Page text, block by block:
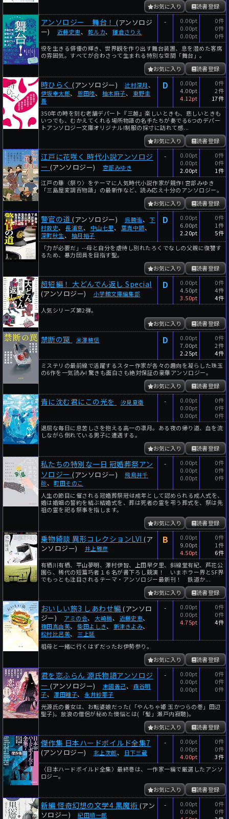
読書登録
お気に入り
アンソロジー 舞台！ (アンソロジ
ー)
近藤史恵、 乾ルカ、雛倉さりえ
-
0.00pt
0.00pt
0.00pt
0件
0件
0件
役を生きる俳優の輝き、世界観を作り出す舞台装置、息を潜めた客席
の雰囲気。すべてが合わさって生まれる特別な空間「舞台」。
読書登録
お気に入り
時ひらく (アンソロジー) 辻村深月、
伊坂幸太郎、 恩田陸、 柚木麻子、 東野圭
吾
D
0.00pt
4.00pt
4.12pt
0件
2件
17件
350年の時を刻む老舗デパート『三越』楽しいときも、悲しいときも
いつでも、むかえてくれる場所物語の名手たちが奏でる6つのデパー
トアンソロジー文庫オリジナル!制服の採寸に訪れて感...
読書登録
お気に入り
江戸に花咲く 時代小説アンソロジ
ー (アンソロジー) 宮部みゆき
-
0.00pt
0.00pt
2.00pt
0件
0件
1件
江戸の華〈祭り〉をテーマに人気時代小説作家が競作! 宮部みゆき
「三島屋変調百物語」の最新作など、読み応え十分のアンソロジー。
読書登録
お気に入り
警官の道 (アンソロジー) 呉勝浩、下
村敦史、長浦京、 中山七里、 葉真中顕、
深町秋生、 柚月裕子
D
0.00pt
6.00pt
2.20pt
0件
1件
5件
「力が必要だ」--母と自分を虐待し別れたろくでなしの父親に復讐す
るため、暴力団員を目指す聖。
読書登録
お気に入り
超短編！ 大どんでん返し Special
(アンソロジー) 小学館文庫編集部
D
0.00pt
4.50pt
3.50pt
0件
4件
4件
人気シリーズ第2弾。
読書登録
お気に入り
禁断の罠 米澤穂信 D
0.00pt
7.00pt
2.25pt
0件
2件
4件
ミステリの最前線で活躍するスター作家が各々の趣向を凝らした珠玉
の6作を一気読み! 驚きも面白さも絶対保証の豪華アンソロジー。
読書登録
お気に入り
青に沈む君にこの光を 汐見夏衛 -
0.00pt
0.00pt
0.00pt
0件
0件
0件
退屈な毎日に息苦しさを抱える高一の凛月。ある夜の帰り道、血を流
しながら倒れている男子に遭遇する。
読書登録
お気に入り
私たちの特別な一日 冠婚葬祭アン
ソロジー (アンソロジー)
飛鳥井千
砂、町田そのこ
-
0.00pt
0.00pt
0.00pt
0件
0件
0件
人生の節目に催される冠婚葬祭――冠は成年として認められる成人式を、
婚は婚姻の誓約を結ぶ結婚式を、葬は死者の霊を弔う葬式を、祭は先
祖の霊を祀る祭事を指します。
読書登録
お気に入り
乗物綺談 異形コレクションLVI (ア
ンソロジー)
井上雅彦
B
0.00pt
9.00pt
4.50pt
0件
1件
6件
有栖川有栖、平山夢明、澤村伊智、上田早夕里、斜線堂有紀、芦花公
園ら、稀代の短篇巧者１６名が書下ろし競演！ いまホラー界とSF界
でもっとも注目されるテーマ・アンソロジー最新刊！ 鉄道か...
読書登録
お気に入り
おいしい旅3 しあわせ編 (アンソロ
ジー)
アミの会、 大崎梢、 近藤史恵、
篠田真由美、柴田よしき、 新津きよみ、
松村比呂美、 三上延
-
0.00pt
0.00pt
4.75pt
0件
0件
4件
祖母と一緒に行くはずだったお伊勢参り。
読書登録
お気に入り
君を恋ふらん 源氏物語アンソロジ
ー (アンソロジー) 末國善己、 森谷明
子、澤田瞳子、永井紗耶子
-
0.00pt
0.00pt
0.00pt
0件
0件
0件
光源氏の養女は、お転婆娘だった(「やんちゃ姫 玉かつらの巻」田辺
聖子)。放浪の僧侶が秘めた懊悩とは(「髪」瀬戸内寂聴)。
読書登録
お気に入り
傑作集 日本ハードボイルド全集7
(アンソロジー) 北上次郎、 日下三蔵
-
0.00pt
0.00pt
4.00pt
0件
0件
3件
〈日本ハードボイルド全集〉最終巻は、一作家一編で厳選したアンソ
ロジー。
読書登録
お気に入り
新編 怪奇幻想の文学4 黒魔術 (アン
ソロジー)
紀田順一郎
-
0.00pt
0.00pt
0件
0件